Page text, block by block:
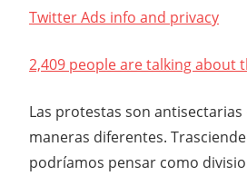
Twitter Ads info and privacy
2,409 people are talking about
Las protestas son antisectarias
maneras diferentes.
podríamos pensar como